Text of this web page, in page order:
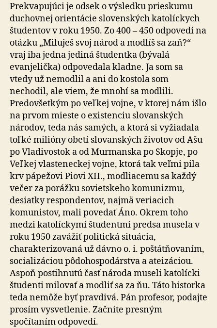
Prekvapujúci je odsek o výsledku prieskumu
duchovnej orientácie slovenských katolíckych
študentov v roku 1950. Zo 400 – 450 odpovedí na
otázku „Miluješ svoj národ a modlíš sa zaň?“
vraj iba jedna jediná študentka (bývalá
evanjelička) odpovedala kladne. Ja som sa
vtedy už nemodlil a ani do kostola som
nechodil, ale viem, že mnohí sa modlili.
Predovšetkým po veľkej vojne, v ktorej nám išlo
na prvom mieste o existenciu slovanských
národov, teda nás samých, a ktorá si vyžiadala
toľké milióny obetí slovanských životov od Ašu
po Vladivostok a od Murmanska po Skopje, po
Veľkej vlasteneckej vojne, ktorá tak veľmi pila
krv pápežovi Piovi XII., modliacemu sa každý
večer za porážku sovietskeho komunizmu,
desiatky respondentov, najmä veriacich
komunistov, mali povedať Áno. Okrem toho
medzi katolíckymi študentmi predsa musela v
roku 1950 zavážiť politická situácia,
charakterizovaná už dávno o. i. poštátňovaním,
socializáciou pôdohospodárstva a ateizáciou.
Aspoň postihnutú časť národa museli katolícki
študenti milovať a modliť sa za ňu. Táto historka
teda nemôže byť pravdivá. Pán profesor, podajte
prosím vysvetlenie. Začnite presným
spočítaním odpovedí.